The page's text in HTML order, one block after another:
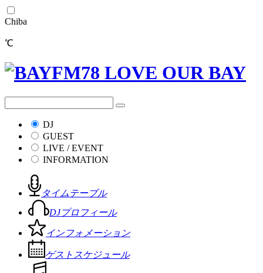
Chiba
℃
DJ
GUEST
LIVE / EVENT
INFORMATION
タイムテーブル
DJプロフィール
インフォメーション
ゲストスケジュール